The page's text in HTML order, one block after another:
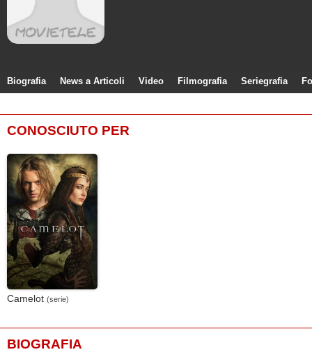
Biografia News a Articoli Video Filmografia Seriegrafia
CONOSCIUTO PER
Camelot (serie)
BIOGRAFIA